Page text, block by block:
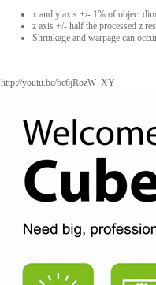
x and y axis +/- 1% of object
z axis +/- half the processed z
Shrinkage and warpage can
http://youtu.be/bc6jRozW_XY